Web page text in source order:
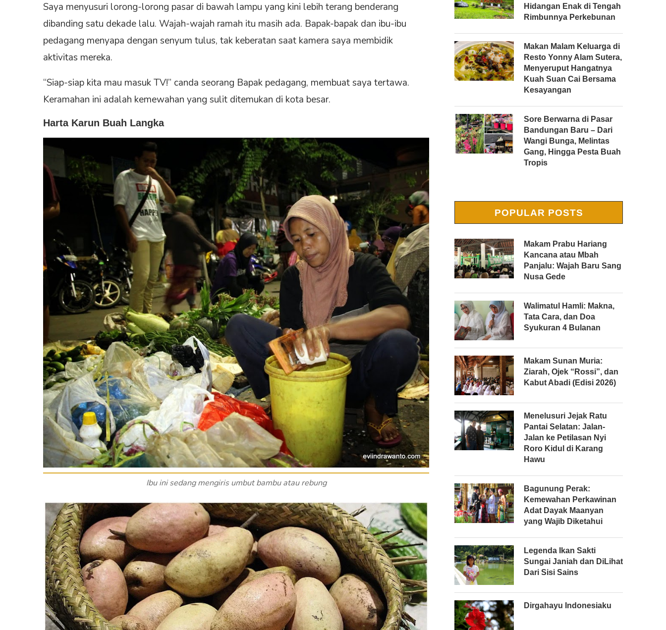
Saya menyusuri lorong-lorong pasar di bawah lampu yang kini lebih terang benderang
dibanding satu dekade lalu. Wajah-wajah ramah itu masih ada. Bapak-bapak dan ibu-ibu
pedagang menyapa dengan senyum tulus, tak keberatan saat kamera saya membidik
aktivitas mereka.
“Siap-siap kita mau masuk TV!” canda seorang Bapak pedagang, membuat saya tertawa.
Keramahan ini adalah kemewahan yang sulit ditemukan di kota besar.
Harta Karun Buah Langka
Ibu ini sedang mengiris umbut bambu atau rebung
Hidangan Enak di Tengah
Rimbunnya Perkebunan
Makan Malam Keluarga di
Resto Yonny Alam Sutera,
Menyeruput Hangatnya
Kuah Suan Cai Bersama
Kesayangan
Sore Berwarna di Pasar
Bandungan Baru – Dari
Wangi Bunga, Melintas
Gang, Hingga Pesta Buah
Tropis
POPULAR POSTS
Makam Prabu Hariang
Kancana atau Mbah
Panjalu: Wajah Baru Sang
Nusa Gede
Walimatul Hamli: Makna,
Tata Cara, dan Doa
Syukuran 4 Bulanan
Makam Sunan Muria:
Ziarah, Ojek “Rossi”, dan
Kabut Abadi (Edisi 2026)
Menelusuri Jejak Ratu
Pantai Selatan: Jalan-
Jalan ke Petilasan Nyi
Roro Kidul di Karang
Hawu
Bagunung Perak:
Kemewahan Perkawinan
Adat Dayak Maanyan
yang Wajib Diketahui
Legenda Ikan Sakti
Sungai Janiah dan DiLihat
Dari Sisi Sains
Dirgahayu Indonesiaku